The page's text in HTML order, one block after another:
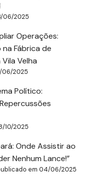
06/2025
Operações:
Fábrica de
Velha
06/2025
Político:
10/2025
Onde Assistir ao
Nenhum Lance!”
em 04/06/2025